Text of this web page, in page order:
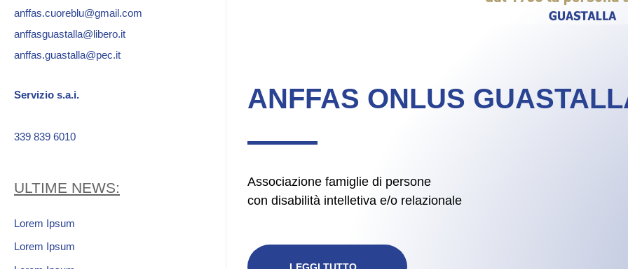
anffas.cuoreblu@gmail.com
anffasguastalla@libero.it
anffas.guastalla@pec.it
Servizio s.a.i.
339 839 6010
ULTIME NEWS:
Lorem Ipsum
Lorem Ipsum
ANFFAS ONLUS
Associazione famiglie di persone
con disabilità intelletiva e/o relazionale
LEGGI TUTTO...